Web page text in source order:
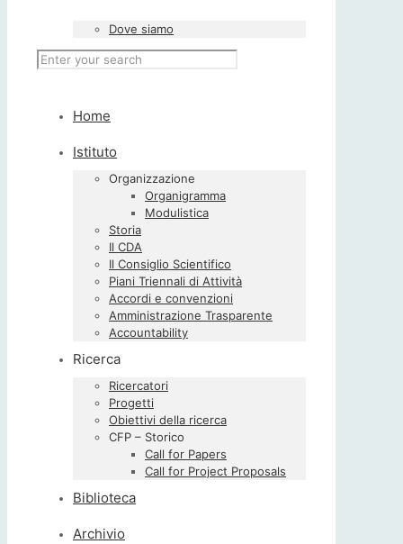
Dove siamo
Home
Istituto
Organizzazione
Organigramma
Modulistica
Storia
Il CDA
Il Consiglio Scientifico
Piani Triennali di Attività
Accordi e convenzioni
Amministrazione Trasparente
Accountability
Ricerca
Ricercatori
Progetti
Obiettivi della ricerca
CFP – Storico
Call for Papers
Call for Project Proposals
Biblioteca
Archivio